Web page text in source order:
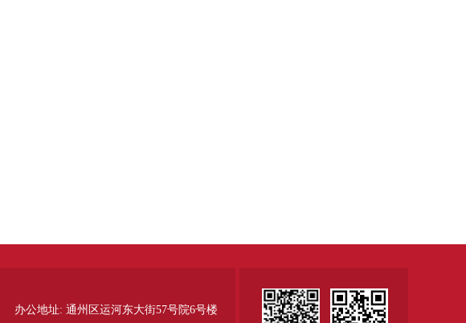
办公地址: 通州区运河东大街57号院6号楼